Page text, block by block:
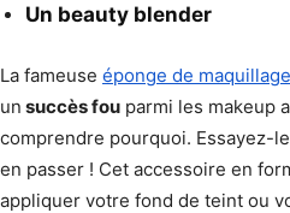
Un beauty blender
La fameuse éponge de maquillage
un succès fou parmi les makeup
comprendre pourquoi. Essayez-
en passer ! Cet accessoire en
appliquer votre fond de teint ou